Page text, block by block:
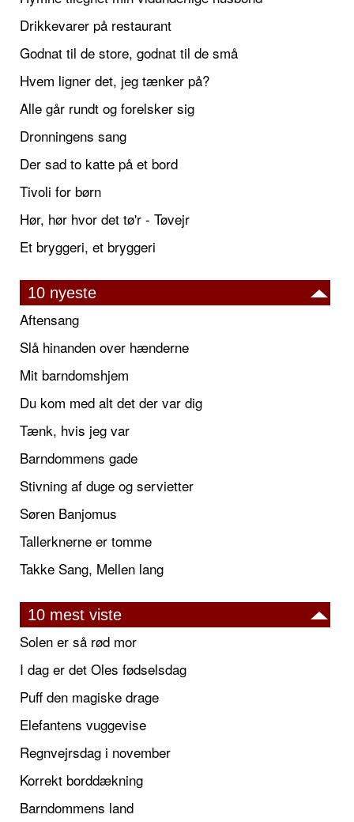
Drikkevarer på restaurant
Godnat til de store, godnat til de små
Hvem ligner det, jeg tænker på?
Alle går rundt og forelsker sig
Dronningens sang
Der sad to katte på et bord
Tivoli for børn
Hør, hør hvor det tø'r - Tøvejr
Et bryggeri, et bryggeri
10 nyeste
Aftensang
Slå hinanden over hænderne
Mit barndomshjem
Du kom med alt det der var dig
Tænk, hvis jeg var
Barndommens gade
Stivning af duge og servietter
Søren Banjomus
Tallerknerne er tomme
Takke Sang, Mellen lang
10 mest viste
Solen er så rød mor
I dag er det Oles fødselsdag
Puff den magiske drage
Elefantens vuggevise
Regnvejrsdag i november
Korrekt borddækning
Barndommens land